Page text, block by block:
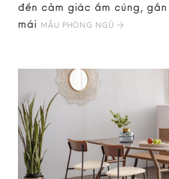
đến cảm giác ấm cúng,
mái MẪU PHÒNG NGỦ